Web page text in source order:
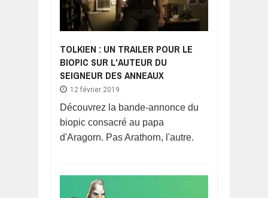
TOLKIEN : UN TRAILER POUR LE
BIOPIC SUR L'AUTEUR DU
SEIGNEUR DES ANNEAUX
12 février 2019
Découvrez la bande-annonce du
biopic consacré au papa
d'Aragorn. Pas Arathorn, l'autre.